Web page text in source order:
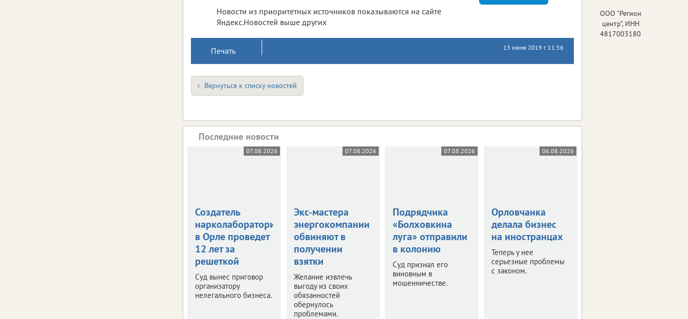
Новости из приоритетных источников показываются на сайте
Яндекс.Новостей выше других
Печать 13 июня 2019 г. 11:56
Вернуться к списку новостей
Последние новости
07.08.2026
Создатель
нарколаборатории
в Орле проведет
12 лет за
решеткой
Суд вынес приговор
организатору
нелегального бизнеса.
07.08.2026
Экс-мастера
энергокомпании
обвиняют в
получении
взятки
Желание извлечь
выгоду из своих
обязанностей
обернулось
проблемами.
07.08.2026
Подрядчика
«Болховкина
луга» отправили
в колонию
Суд признал его
виновным в
мошенничестве.
06.08.2026
Орловчанка
делала бизнес
на иностранцах
Теперь у нее
серьезные проблемы
с законом.
ООО "Регион
центр", ИНН
4817003180